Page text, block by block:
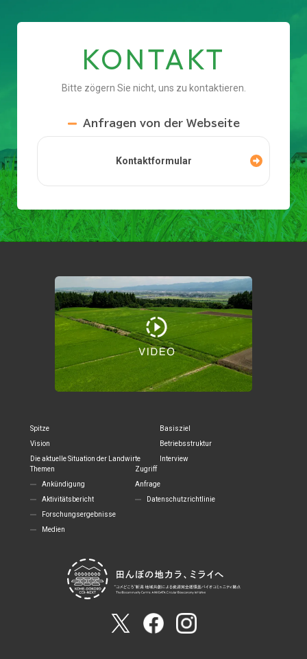
KONTAKT
Bitte zögern Sie nicht, uns zu kontaktieren.
Anfragen von der Webseite
Kontaktformular
Spitze
Vision
Die aktuelle Situation der Landwirte
Basisziel
Betriebsstruktur
Interview
Themen
Ankündigung
Aktivitätsbericht
Forschungsergebnisse
Medien
Zugriff
Anfrage
Datenschutzrichtlinie